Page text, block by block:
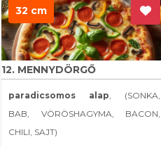
32 cm
12. MENNYDÖRGŐ
paradicsomos alap, (SONKA,
BAB, VÖRÖSHAGYMA, BACON,
CHILI, SAJT)